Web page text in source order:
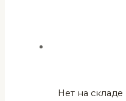
Нет на складе